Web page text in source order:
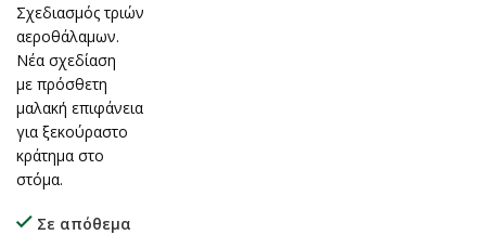
Σχεδιασμός τριών
αεροθάλαμων.
Νέα σχεδίαση
με πρόσθετη
μαλακή επιφάνεια
για ξεκούραστο
κράτημα στο
στόμα.
Σε απόθεμα